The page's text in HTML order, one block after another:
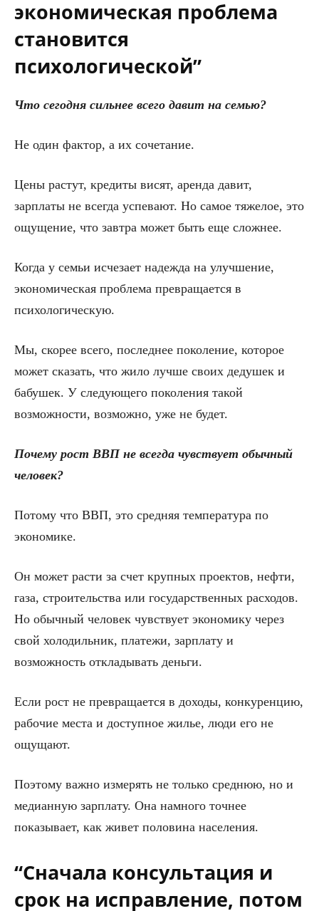
экономическая проблема
становится
психологической”
Что сегодня сильнее всего давит на семью?
Не один фактор, а их сочетание.
Цены растут, кредиты висят, аренда давит,
зарплаты не всегда успевают. Но самое тяжелое, это
ощущение, что завтра может быть еще сложнее.
Когда у семьи исчезает надежда на улучшение,
экономическая проблема превращается в
психологическую.
Мы, скорее всего, последнее поколение, которое
может сказать, что жило лучше своих дедушек и
бабушек. У следующего поколения такой
возможности, возможно, уже не будет.
Почему рост ВВП не всегда чувствует обычный
человек?
Потому что ВВП, это средняя температура по
экономике.
Он может расти за счет крупных проектов, нефти,
газа, строительства или государственных расходов.
Но обычный человек чувствует экономику через
свой холодильник, платежи, зарплату и
возможность откладывать деньги.
Если рост не превращается в доходы, конкуренцию,
рабочие места и доступное жилье, люди его не
ощущают.
Поэтому важно измерять не только среднюю, но и
медианную зарплату. Она намного точнее
показывает, как живет половина населения.
“Сначала консультация и
срок на исправление, потом